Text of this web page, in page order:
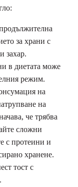
за храни с
захар.
в диетата може
режим.
на
на
че трябва
сложни
с протеини и
хранене.
тост с